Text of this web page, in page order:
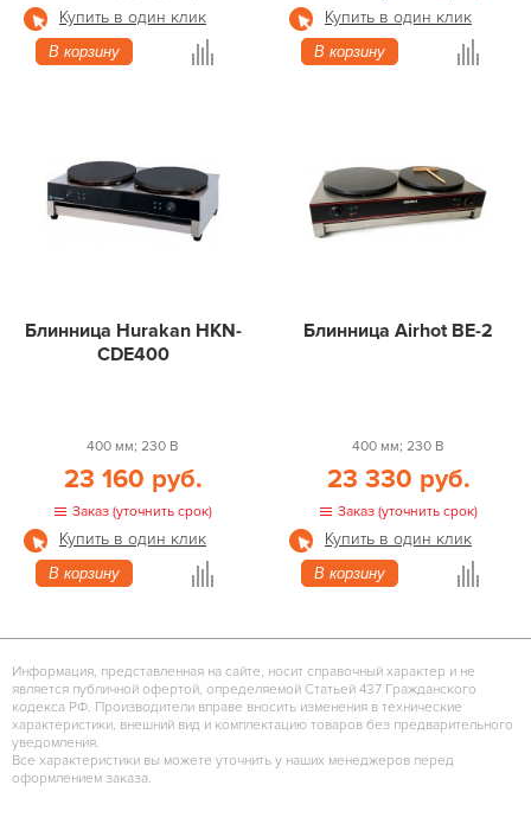
Купить в один клик
В корзину
Купить в один клик
В корзину
Блинница Hurakan HKN-
CDE400
400 мм; 230 В
23 160 руб.
Заказ (уточнить срок)
Купить в один клик
В корзину
Блинница Airhot BE-2
400 мм; 230 В
23 330 руб.
Заказ (уточнить срок)
Купить в один клик
В корзину
Информация, представленная на сайте, носит справочный характер и не
является публичной офертой, определяемой Статьей 437 Гражданского
кодекса РФ. Производители вправе вносить изменения в технические
характеристики, внешний вид и комплектацию товаров без предварительного
уведомления.
Все характеристики вы можете уточнить у наших менеджеров перед
оформлением заказа.